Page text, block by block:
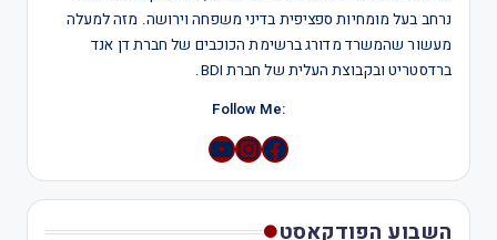
נרחב בעל מומחיות ספציפית בדיני משפחה וירושה. מזה למעלה
מעשור שהמשרד מדורג ברשימת הכוכבים של חברת דן אנד
ברדסטריט ובקבוצת העלית של חברת BDI.
:Follow Me
Instagram
YouTube
השבוע הפודקאסט